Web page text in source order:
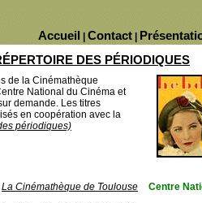
Contact
Accueil
DES PÉRIODIQUES
de la Cinémathèque
National du Cinéma et
demande. Les titres
en coopération avec la
périodiques)
La Cinémathèque de Toulouse
Centre